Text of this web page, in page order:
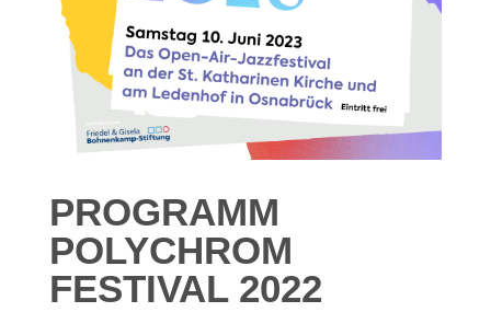
PROGRAMM
POLYCHROM
FESTIVAL 2022